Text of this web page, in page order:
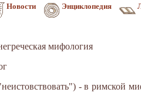
Новости Энциклопедия
мифология
- в римской